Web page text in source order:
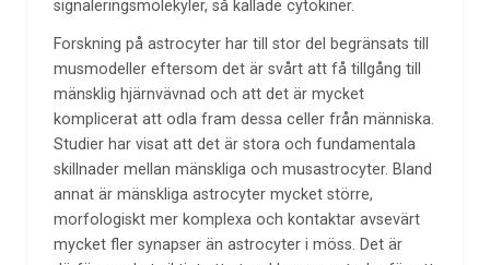
signaleringsmolekyler, så kallade cytokiner.
Forskning på astrocyter har till stor del begränsats till
musmodeller eftersom det är svårt att få tillgång till
mänsklig hjärnvävnad och att det är mycket
komplicerat att odla fram dessa celler från människa.
Studier har visat att det är stora och fundamentala
skillnader mellan mänskliga och musastrocyter. Bland
annat är mänskliga astrocyter mycket större,
morfologiskt mer komplexa och kontaktar avsevärt
mycket fler synapser än astrocyter i möss. Det är